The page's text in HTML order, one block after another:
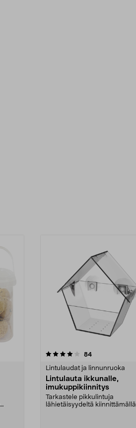
84arvostelut
Lintulaudat ja linnunruoka
Lintulauta ikkunalle,
imukuppikiinnitys
Tarkastele pikkulintuja
lähietäisyydeltä kiinnittämällä
4.0 viidestä